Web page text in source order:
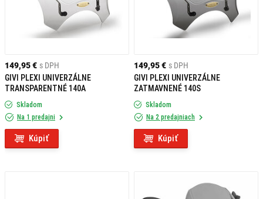
149,95 € s DPH
GIVI PLEXI UNIVERZÁLNE
TRANSPARENTNÉ 140A
Skladom
Na 1 predajni
Kúpiť
149,95 € s DPH
GIVI PLEXI UNIVERZÁLNE
ZATMAVNENÉ 140S
Skladom
Na 2 predajniach
Kúpiť